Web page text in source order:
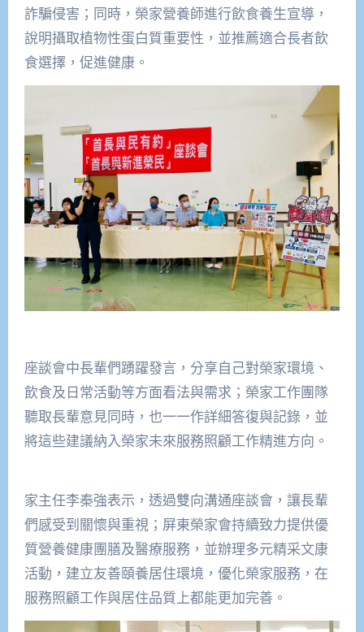
詐騙侵害；同時，榮家營養師進行飲食養生宣導，
說明攝取植物性蛋白質重要性，並推薦適合長者飲
食選擇，促進健康。
座談會中長輩們踴躍發言，分享自己對榮家環境、
飲食及日常活動等方面看法與需求；榮家工作團隊
聽取長輩意見同時，也一一作詳細答復與記錄，並
將這些建議納入榮家未來服務照顧工作精進方向。
家主任李秦強表示，透過雙向溝通座談會，讓長輩
們感受到關懷與重視；屏東榮家會持續致力提供優
質營養健康團膳及醫療服務，並辦理多元精采文康
活動，建立友善頤養居住環境，優化榮家服務，在
服務照顧工作與居住品質上都能更加完善。